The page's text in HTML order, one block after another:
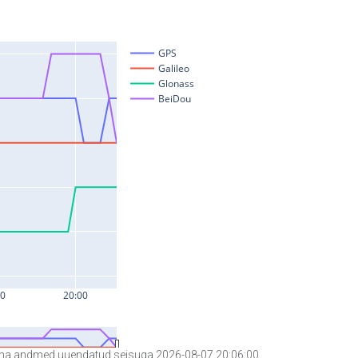
andmed uuendatud seisuga 2026-08-07 20:06:00